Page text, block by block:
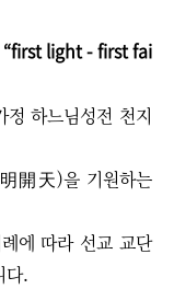
“first light - first fai
하느님성전 천지
開天)을 기원하는
에 따라 선교 교단
다.